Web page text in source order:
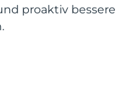
proaktiv bessere